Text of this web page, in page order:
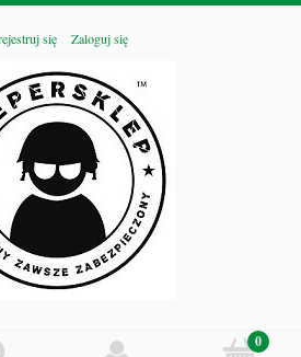
się Zaloguj się